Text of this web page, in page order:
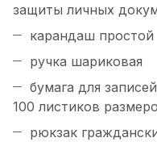
защиты личных
карандаш простой
ручка шариковая
бумага для
100 листиков
рюкзак